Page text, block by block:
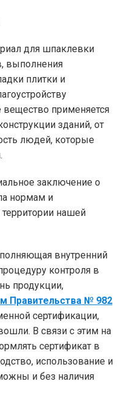
для шпаклевки
выполнения
плитки и
применяется
зданий, от
людей, которые
заключение о
нормам и
нашей
внутренний
контроля в
продукции,
Правительства № 982
сертификации,
В связи с этим на
сертификат в
использование и
и без наличия